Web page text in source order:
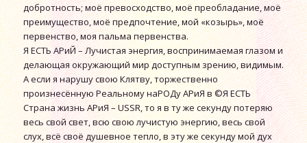
добротность; моё превосходство, моё преобладание, моё
преимущество, моё предпочтение, мой «козырь», моё
первенство, моя пальма первенства.
Я ЕСТЬ АРиЙ – Лучистая энергия, воспринимаемая глазом и
делающая окружающий мир доступным зрению, видимым.
А если я нарушу свою Клятву, торжественно
произнесённую Реальному наРОДу АРиЯ в ©Я ЕСТЬ
Страна жизнь АРиЯ – USSR, то я в ту же секунду потеряю
весь свой свет, всю свою лучистую энергию, весь свой
слух, всё своё душевное тепло, в эту же секунду мой дух